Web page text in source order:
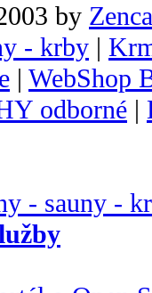
by
- krby |
| WebShop
odborné |
- sauny -